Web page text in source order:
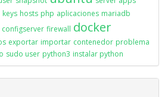
keys hosts php aplicaciones mariadb
configserver firewall docker
exportar importar contenedor problema
sudo user python3 instalar python